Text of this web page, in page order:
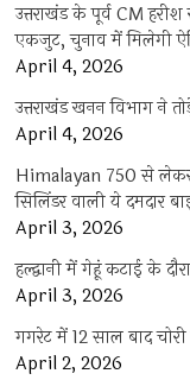
उत्तराखंड के पूर्व CM
एकजुट, चुनाव में मिलेगी
April 4, 2026
उत्तराखंड खनन विभाग ने
April 4, 2026
Himalayan 750 से
सिलिंडर वाली ये दमदार
April 3, 2026
हल्द्वानी में गेहूं कटाई के
April 3, 2026
गगरेट में 12 साल बाद
April 2, 2026